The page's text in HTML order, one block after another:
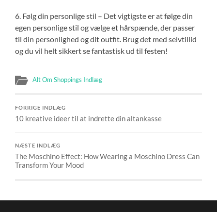
6. Følg din personlige stil – Det vigtigste er at følge din
egen personlige stil og vælge et hårspænde, der passer
til din personlighed og dit outfit. Brug det med selvtillid
og du vil helt sikkert se fantastisk ud til festen!
Alt Om Shoppings Indlæg
FORRIGE INDLÆG
10 kreative ideer til at indrette din altankasse
NÆSTE INDLÆG
The Moschino Effect: How Wearing a Moschino Dress Can
Transform Your Mood